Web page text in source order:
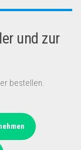
und zur
bestellen.